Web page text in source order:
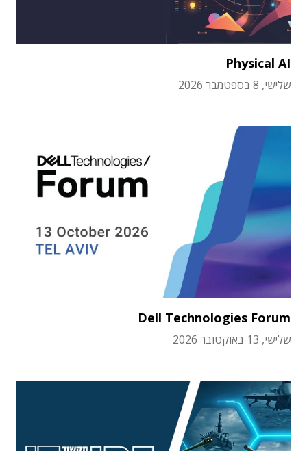
Physical AI
שלישי, 8 בספטמבר 2026
Dell Technologies Forum
שלישי, 13 באוקטובר 2026